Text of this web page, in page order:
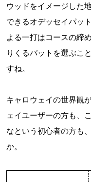
ウッドをイメージした
できるオデッセイパッ
よる一打はコースの締
りくるパットを選ぶこ
すね。
キャロウェイの世界観
ェイユーザーの方も、
なという初心者の方も
か。